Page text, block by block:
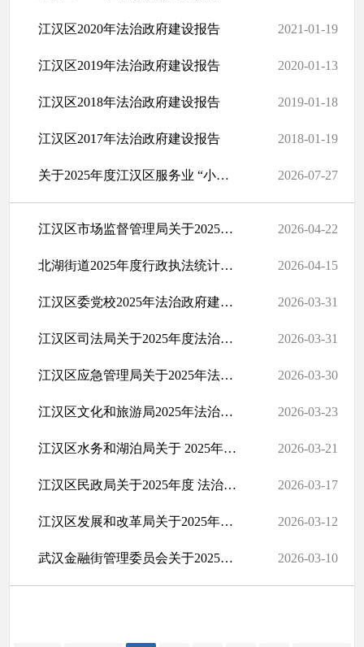
江汉区2020年法治政府建设报告 2021-01-19
江汉区2019年法治政府建设报告 2020-01-13
江汉区2018年法治政府建设报告 2019-01-18
江汉区2017年法治政府建设报告 2018-01-19
关于2025年度江汉区服务业 “小进规”企业奖励名单的公示 2026-07-27
江汉区市场监督管理局关于2025年度法治政府建设情况的报告 2026-04-22
北湖街道2025年度行政执法统计年报 2026-04-15
江汉区委党校2025年法治政府建设报告 2026-03-31
江汉区司法局关于2025年度法治政府建设情况的报告 2026-03-31
江汉区应急管理局关于2025年法治政府建设情况的报告 2026-03-30
江汉区文化和旅游局2025年法治政府建设工作情况报告 2026-03-23
江汉区水务和湖泊局关于 2025年度法治政府建设情况的报告 2026-03-21
江汉区民政局关于2025年度 法治政府建设情况的报告 2026-03-17
江汉区发展和改革局关于2025年度法治政府建设情况的报告 2026-03-12
武汉金融街管理委员会关于2025年法治政府建设情况的报告 2026-03-10